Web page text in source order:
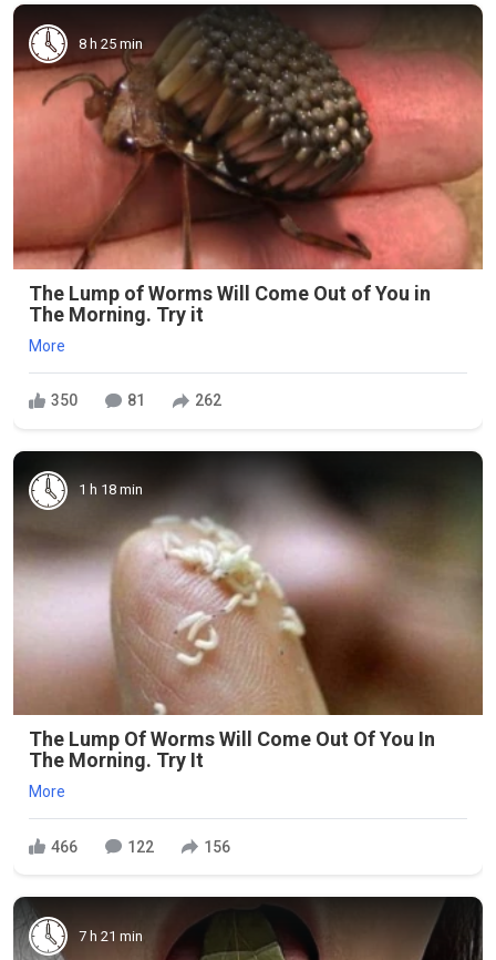
8 h 25 min
The Lump of Worms Will Come Out of You in
The Morning. Try it
More
350 81 262
1 h 18 min
The Lump Of Worms Will Come Out Of You In
The Morning. Try It
More
466 122 156
7 h 21 min